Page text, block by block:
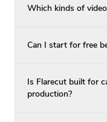
Which kinds of
Can I start for free
Is Flarecut built for
production?